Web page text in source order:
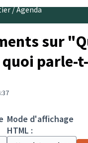
/Agenda
sur
parle-
Mode d'affichage
HTML :